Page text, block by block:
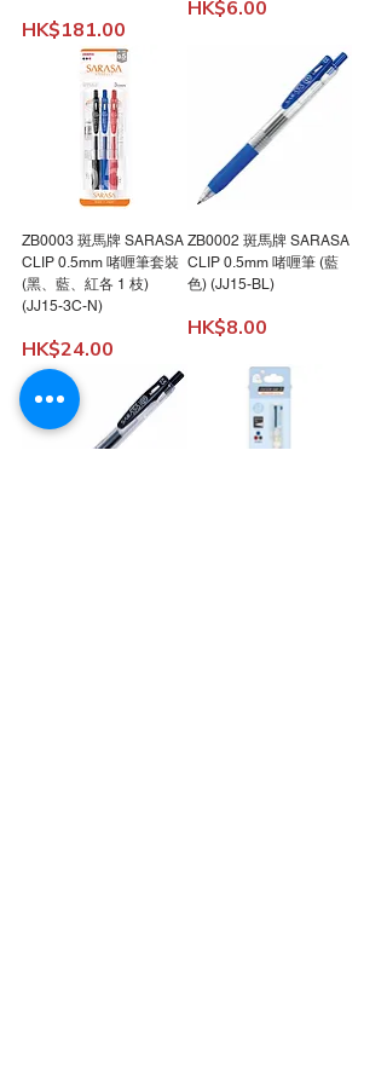
價格
HK$181.00
價格
HK$6.00
ZB0003 斑馬牌 SARASA
CLIP 0.5mm 啫喱筆套裝
(黑、藍、紅各 1 枝)
(JJ15-3C-N)
價格
HK$24.00
ZB0002 斑馬牌 SARASA
CLIP 0.5mm 啫喱筆 (藍
色) (JJ15-BL)
價格
HK$8.00